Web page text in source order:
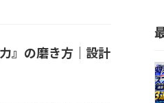
』の磨き方｜設計